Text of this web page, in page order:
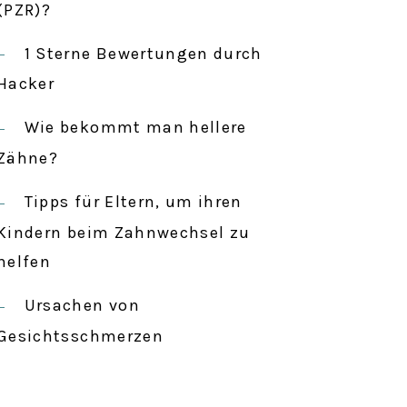
1 Sterne Bewertungen durch
Wie bekommt man hellere
Tipps für Eltern, um ihren
beim Zahnwechsel zu
Ursachen von